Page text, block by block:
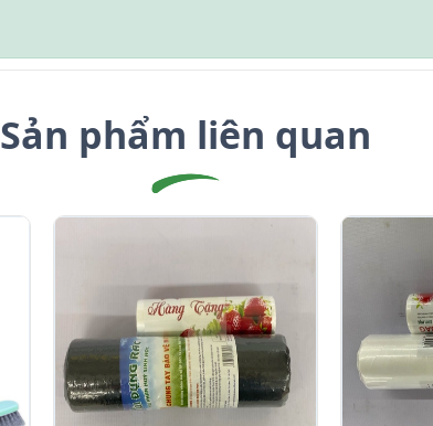
Sản phẩm liên quan